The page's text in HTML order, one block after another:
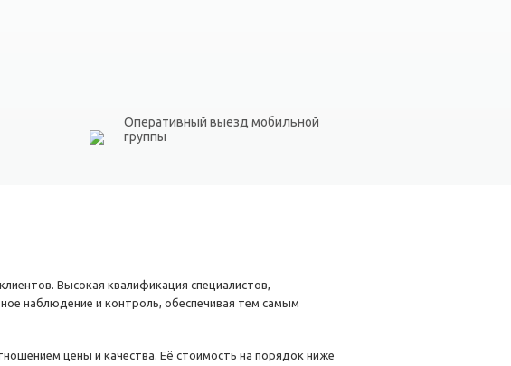
Оперативный выезд мобильной
группы
Высокая квалификация специалистов,
наблюдение и контроль, обеспечивая тем самым
цены и качества. Её стоимость на порядок ниже